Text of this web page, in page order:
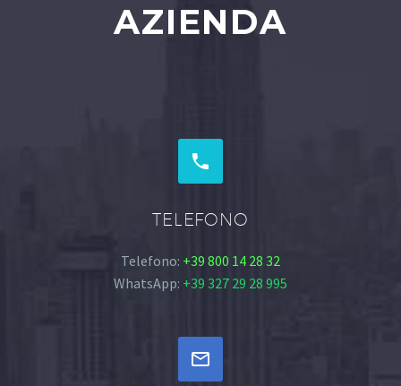
AZIENDA


TELEFONO
Telefono: +39 800 14 28 32
WhatsApp: +39 327 29 28 995

